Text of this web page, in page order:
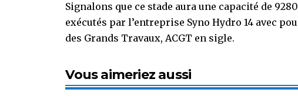
Signalons que ce stade aura une capacité de
exécutés par l’entreprise Syno Hydro 14 avec
des Grands Travaux, ACGT en sigle.
Vous aimeriez aussi